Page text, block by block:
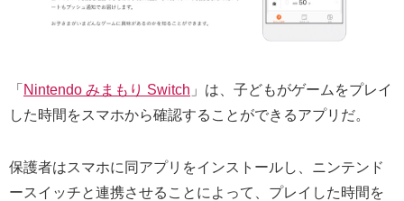
「 Nintendo みまもり Switch 」は、子どもがゲームをプレイ
した時間をスマホから確認することができるアプリだ。
保護者はスマホに同アプリをインストールし、ニンテンド
ースイッチと連携させることによって、プレイした時間を